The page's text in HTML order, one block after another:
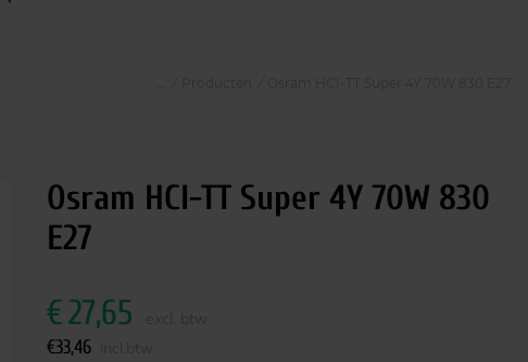
Osram HCI-TT Super 4Y 70W 830
E27
€27,65
€33,46